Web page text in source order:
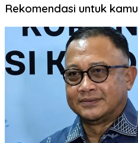
Rekomendasi untuk kamu